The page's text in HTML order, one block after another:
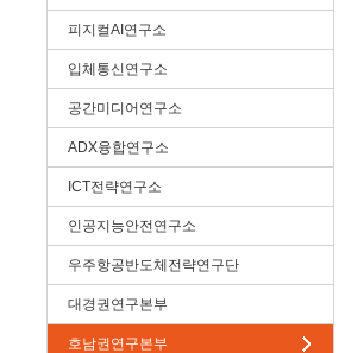
피지컬AI연구소
입체통신연구소
공간미디어연구소
ADX융합연구소
ICT전략연구소
인공지능안전연구소
우주항공반도체전략연구단
대경권연구본부
호남권연구본부